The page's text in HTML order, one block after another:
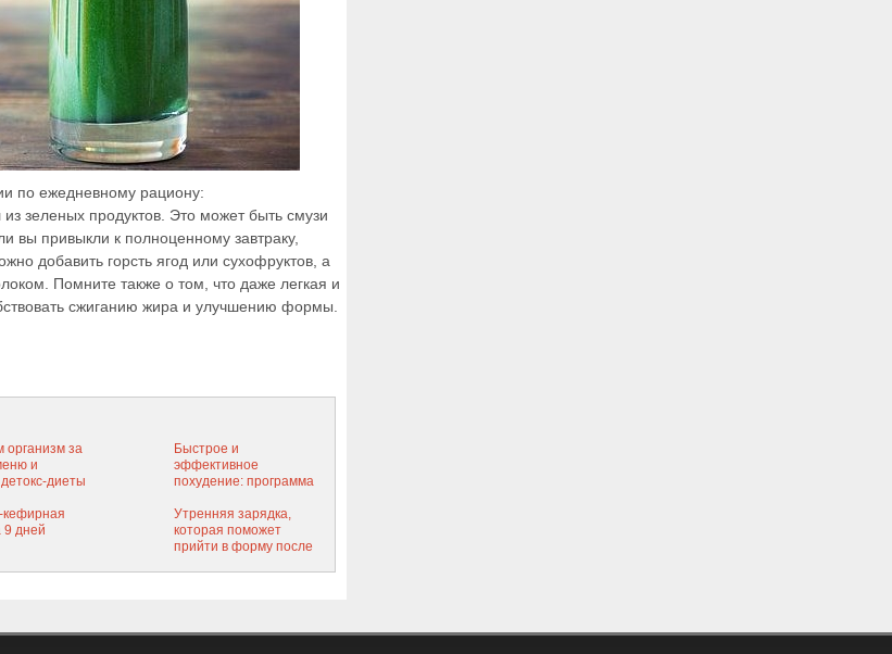
по ежедневному рациону:
зеленых продуктов. Это может быть смузи
вы привыкли к полноценному завтраку,
добавить горсть ягод или сухофруктов, а
Помните также о том, что даже легкая и
сжиганию жира и улучшению формы.
за
и
диеты
блюд
Быстрое и
эффективное
похудение: программа
неделю с полезными
рецептами блюд
9 дней
Утренняя зарядка,
которая поможет
прийти в форму после